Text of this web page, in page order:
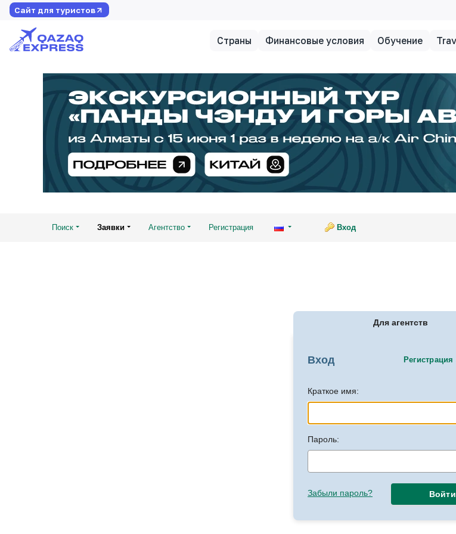
Сайт для туристов
Страны Финансовые условия Обучение
Поиск Заявки Агентство Регистрация Вход
Для агентств
Вход Регистрация
Краткое имя:
Пароль:
Забыли пароль? Войти